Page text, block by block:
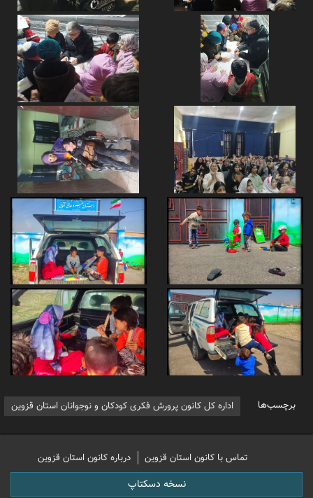
برچسب‌ها اداره کل کانون پرورش فکری کودکان و نوجوانان استان قزوین
تماس با کانون استان قزوین درباره کانون استان قزوین
نسخه دسکتاپ